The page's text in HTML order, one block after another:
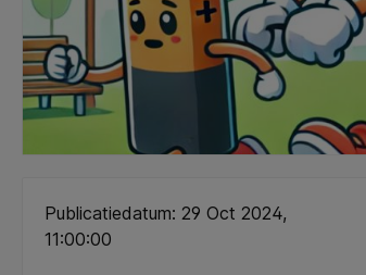
Publicatiedatum: 29 Oct 2024,
11:00:00